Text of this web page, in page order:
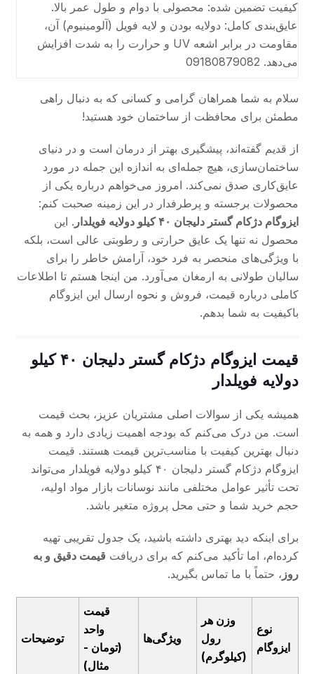
کیفیت تضمین شده: محصولی با دوام و طول عمر بالا.
عایق‌بندی کامل: دولایه بودن و لایه فویل (آلومینیوم) آن،
مقاومت در برابر اشعه UV و حرارت را به شدت افزایش
می‌دهد. 09180879082
سلام به شما همراهان گرامی و کسانی که به دنبال راهی
مطمئن برای محافظت از ساختمان خود هستید!
از قدیم گفته‌اند، پیشگیری بهتر از درمان است و در دنیای
ساختمان‌سازی، هیچ جمله‌ای به اندازه این جمله در مورد
عایق‌کاری صدق نمی‌کند. امروز می‌خواهم درباره یکی از
محصولات برجسته و پرطرفدار در این زمینه صحبت کنم:
ایزوگام دژکام گستر دلیجان ۴۰ کیلو دولایه فویلدار
. این
محصول نه تنها یک عایق حرارتی و رطوبتی عالی است، بلکه
با ویژگی‌های منحصر به فرد خود، آرامش خاطر را برای
سالیان طولانی به ارمغان می‌آورد. من اینجا هستم تا اطلاعات
کاملی درباره قیمت، فروش و نحوه ارسال این ایزوگام
باکیفیت به شما بدهم.
قیمت ایزوگام دژکام گستر دلیجان ۴۰ کیلو
دولایه فویلدار
همیشه یکی از سوالات اصلی مشتریان عزیز، بحث قیمت
است. من درک می‌کنم که بودجه اهمیت زیادی دارد و همه به
دنبال بهترین کیفیت با مناسب‌ترین قیمت هستند. قیمت
ایزوگام دژکام گستر دلیجان ۴۰ کیلو دولایه فویلدار می‌تواند
تحت تأثیر عوامل مختلفی مانند نوسانات بازار مواد اولیه،
حجم خرید شما و حتی محل پروژه متغیر باشد.
برای اینکه دید بهتری داشته باشید، یک جدول تقریبی تهیه
کرده‌ام، اما تأکید می‌کنم که برای دریافت قیمت دقیق و به
روز ، حتماً با ما تماس بگیرید.
نوع
ایزوگام
وزن هر
رول
(کیلوگرم)
ویژگی‌ها
قیمت
واحد
(تومان -
مثال)
توضیحات